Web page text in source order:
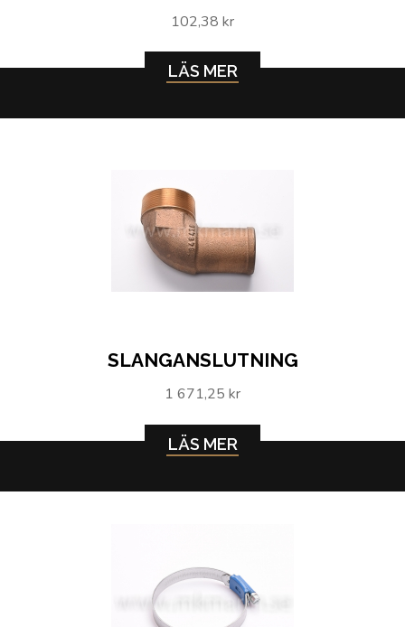
102,38 kr
LÄS MER
SLANGANSLUTNING
1 671,25 kr
LÄS MER